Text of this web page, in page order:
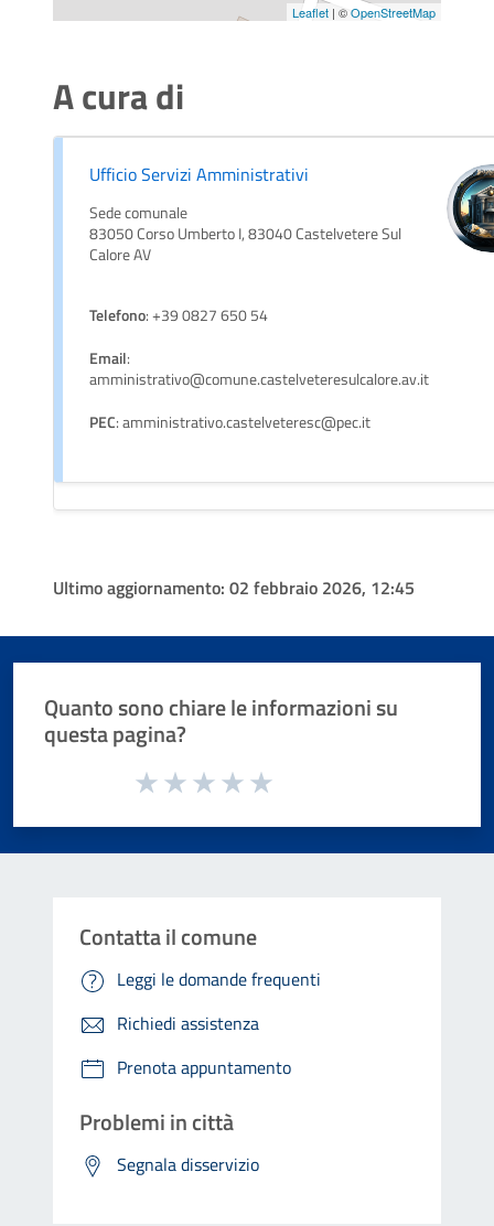
Leaflet | ©OpenStreetMap
A cura di
Ufficio Servizi Amministrativi
Sede comunale
83050 Corso Umberto I, 83040 Castelvetere Sul
Calore AV
Telefono: +39 0827 650 54
Email:
amministrativo@comune.castelveteresulcalore.av.it
PEC: amministrativo.castelveteresc@pec.it
Ultimo aggiornamento: 02 febbraio 2026, 12:45
Quanto sono chiare le informazioni su
questa pagina?
Valuta da 1 a 5 stelle la pagina
Contatta il comune
Leggi le domande frequenti
Richiedi assistenza
Prenota appuntamento
Problemi in città
Segnala disservizio